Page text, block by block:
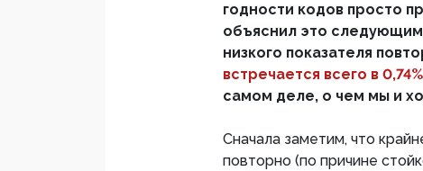
годности кодов просто
объяснил это
низкого показателя
встречается всего в
самом деле, о чем мы и
Cначала заметим, что
повторно (по причине